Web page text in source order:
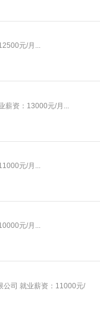
元/月...
薪资：13000元/月...
元/月...
元/月...
公司 就业薪资：11000元/